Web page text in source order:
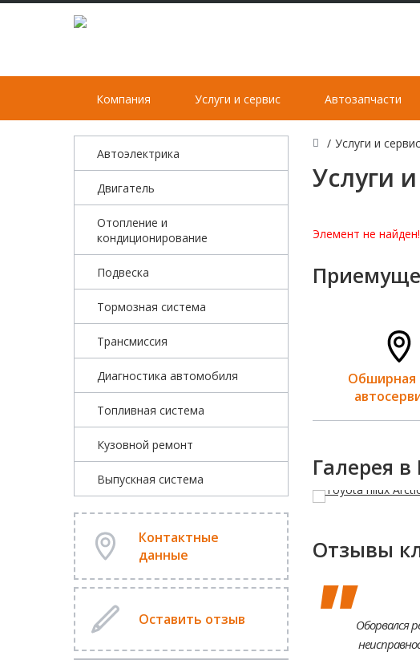
Компания Услуги и сервис Автозапчасти
/ Услуги и сервис
Услуги
Автоэлектрика
Двигатель
Отопление и
кондиционирование
Подвеска
Тормозная система
Трансмиссия
Диагностика автомобиля
Топливная система
Кузовной ремонт
Выпускная система
Контактные
данные
Оставить отзыв
Элемент не найден!
работ
точно в срок
Гарантия на все
виды работ
Обширная
Галерея
Отзывы
Оборвался